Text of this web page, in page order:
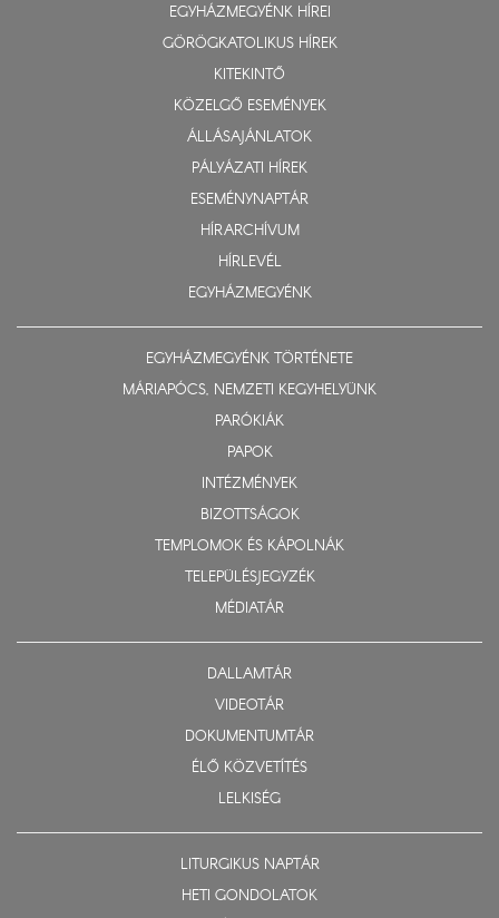
EGYHÁZMEGYÉNK HÍREI
GÖRÖGKATOLIKUS HÍREK
KITEKINTŐ
KÖZELGŐ ESEMÉNYEK
ÁLLÁSAJÁNLATOK
PÁLYÁZATI HÍREK
ESEMÉNYNAPTÁR
HÍRARCHÍVUM
HÍRLEVÉL
EGYHÁZMEGYÉNK
EGYHÁZMEGYÉNK TÖRTÉNETE
MÁRIAPÓCS, NEMZETI KEGYHELYÜNK
PARÓKIÁK
PAPOK
INTÉZMÉNYEK
BIZOTTSÁGOK
TEMPLOMOK ÉS KÁPOLNÁK
TELEPÜLÉSJEGYZÉK
MÉDIATÁR
DALLAMTÁR
VIDEOTÁR
DOKUMENTUMTÁR
ÉLŐ KÖZVETÍTÉS
LELKISÉG
LITURGIKUS NAPTÁR
HETI GONDOLATOK